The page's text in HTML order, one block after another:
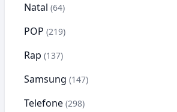
Natal (64)
POP (219)
Rap (137)
Samsung (147)
Telefone (298)